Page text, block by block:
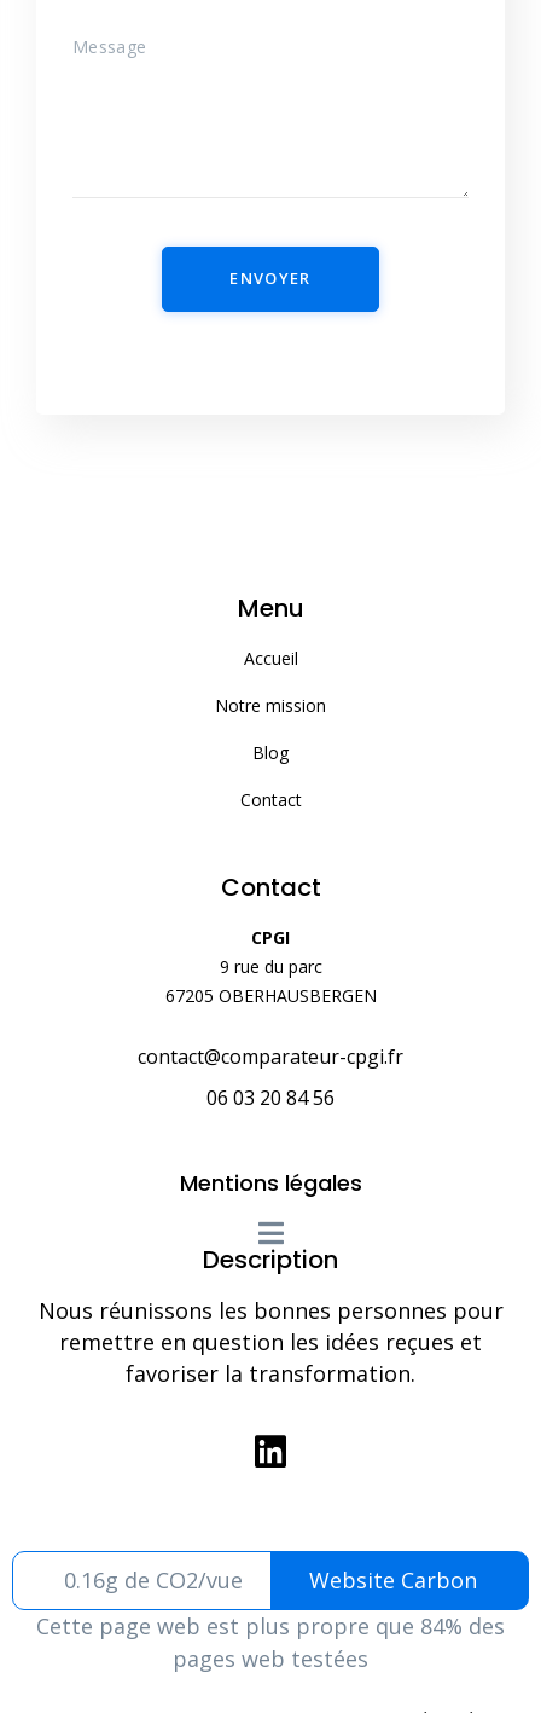
ENVOYER
Menu
Accueil
Notre mission
Blog
Contact
Contact
CPGI
9 rue du parc
67205 OBERHAUSBERGEN
contact@comparateur-cpgi.fr
06 03 20 84 56
Mentions légales
Description
Nous réunissons les bonnes personnes pour
remettre en question les idées reçues et
favoriser la transformation.
0.16g de CO2/vue
Website Carbon
Cette page web est plus propre que 84% des
pages web testées